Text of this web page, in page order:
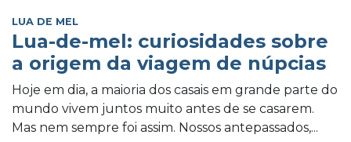
LUA DE MEL
Lua-de-mel: curiosidades sobre
a origem da viagem de núpcias
Hoje em dia, a maioria dos casais em grande parte do
mundo vivem juntos muito antes de se casarem.
Mas nem sempre foi assim. Nossos antepassados,...